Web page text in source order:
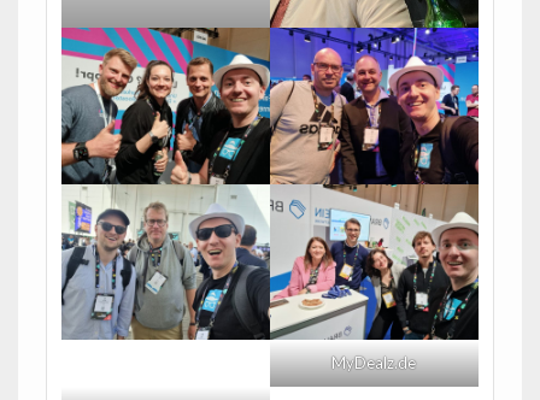
MyDealz.de